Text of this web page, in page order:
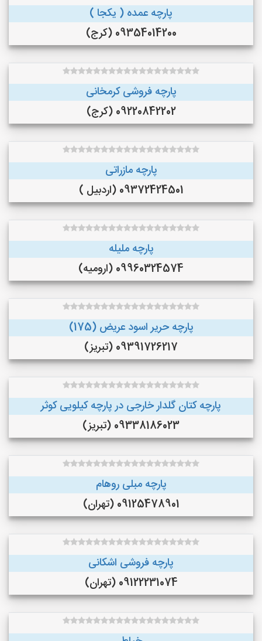
پارچه عمده ( یکجا )
09354014200 (کرج)
پارچه فروشی کرمخانی
09220842202 (کرج)
پارچه مازراتی
09372424501 (اردبیل )
پارچه ملیله
09960324574 (ارومیه)
پارچه حریر اسود عریض (175)
09391726217 (تبریز)
پارچه کتان گلدار خارجی در پارچه کیلویی کوثر
09338186023 (تبریز)
پارچه مبلی روهام
09125478901 (تهران)
پارچه فروشی اشکانی
09122231074 (تهران)